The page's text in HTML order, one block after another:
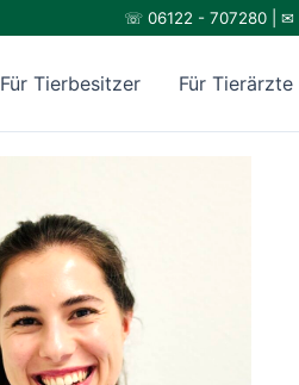
☏ 06122 - 707280 | ✉
Für Tierbesitzer Für Tierärzte